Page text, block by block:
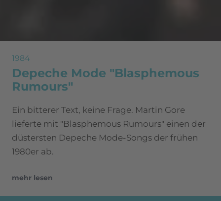
1984
Depeche Mode "Blasphemous
Rumours"
Ein bitterer Text, keine Frage. Martin Gore
lieferte mit "Blasphemous Rumours" einen der
düstersten Depeche Mode-Songs der frühen
1980er ab.
mehr lesen